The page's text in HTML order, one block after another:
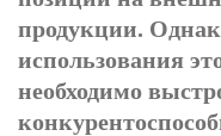
продукции.
использования
необходимо